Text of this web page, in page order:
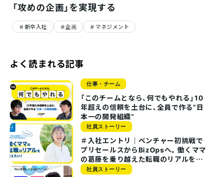
「攻めの企画」を実現する
新卒入社 企画 マネジメント
よく読まれる記事
仕事・チーム
「このチームとなら、何でもやれる」10
年超えの信頼を土台に、全員で作る”日
本一の開発組織”
社員ストーリー
＃入社エントリ｜ベンチャー初挑戦で
プリセールスからBizOpsへ。働くママ
の葛藤を乗り越えた転職のリアルを伝
えたい！
社員ストーリー